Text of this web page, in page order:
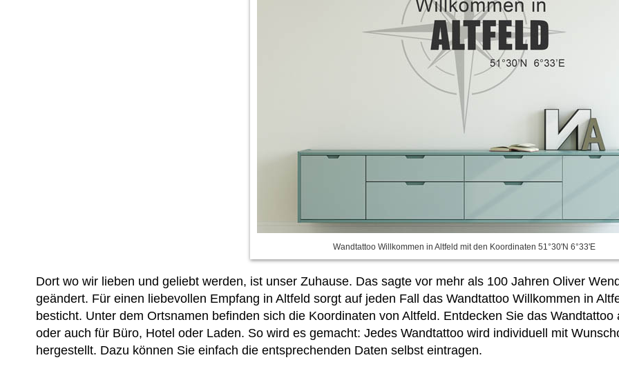
Wandtattoo Willkommen in Altfeld mit den Koordinaten 51°30'N 6°33'E
Dort wo wir lieben und geliebt werden, ist unser Zuhause. Das sagte vor mehr als 100 Jahren Oliver
geändert. Für einen liebevollen Empfang in Altfeld sorgt auf jeden Fall das Wandtattoo Willkommen in
besticht. Unter dem Ortsnamen befinden sich die Koordinaten von Altfeld. Entdecken Sie das
oder auch für Büro, Hotel oder Laden. So wird es gemacht: Jedes Wandtattoo wird individuell mit
hergestellt. Dazu können Sie einfach die entsprechenden Daten selbst eintragen.